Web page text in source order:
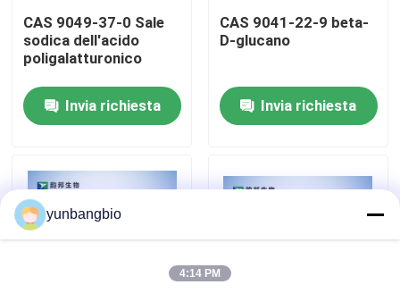
Contattici
Notizie
Casi
amplificatori biologici
CAS 9049-37-0 Sale
sodica dell'acido
poligalatturonico
Invia richiesta
CAS 9041-22-9 beta-
D-glucano
Invia richiesta
yunbangbio
4:14 PM